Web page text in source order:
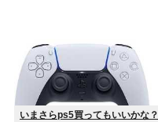
いまさらps5買ってもいいかな？